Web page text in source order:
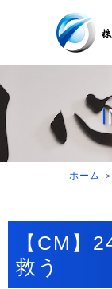
ホーム
【CM】
救う